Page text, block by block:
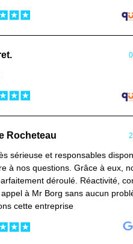
Rocheteau
sérieuse et responsables
à nos questions. Grâce à eux,
déroulé. Réactivité,
à Mr Borg sans aucun
cette entreprise